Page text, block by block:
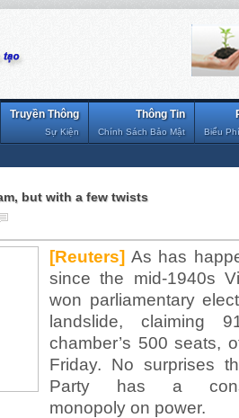
Biểu
Thông Tin
Chính Sách Bảo Mật
Truyền Thông
Sự Kiện
but with a few twists
[Reuters] As has
since the mid-1940s
won parliamentary
landslide, claiming
chamber’s 500 seats,
Friday. No surprises
Party has a
monopoly on power.